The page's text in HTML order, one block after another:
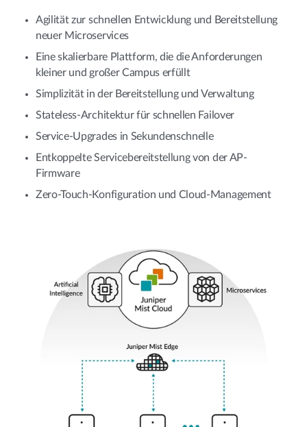
Agilität zur schnellen Entwicklung und Bereitstellung
neuer Microservices
Eine skalierbare Plattform, die die Anforderungen
kleiner und großer Campus erfüllt
Simplizität in der Bereitstellung und Verwaltung
Stateless-Architektur für schnellen Failover
Service-Upgrades in Sekundenschnelle
Entkoppelte Servicebereitstellung von der AP-
Firmware
Zero-Touch-Konfiguration und Cloud-Management